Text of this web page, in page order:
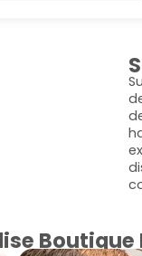
Boutique